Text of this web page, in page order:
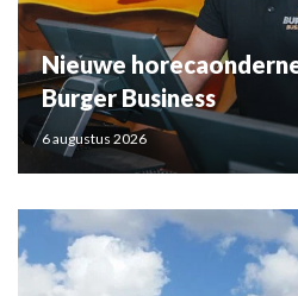
Nieuwe
Burger Business
6 augustus 2026